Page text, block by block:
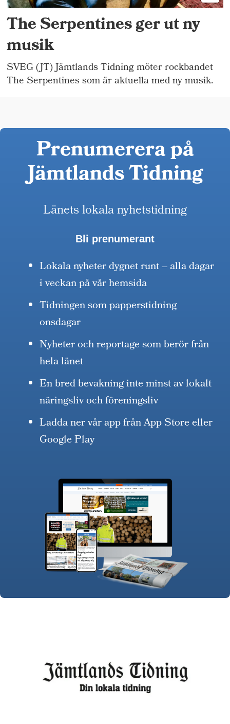
The Serpentines ger ut ny
musik
SVEG (JT) Jämtlands Tidning möter rockbandet
The Serpentines som är aktuella med ny musik.
Prenumerera på
Jämtlands Tidning
Länets lokala nyhetstidning
Bli prenumerant
Lokala nyheter dygnet runt – alla dagar
i veckan på vår hemsida
Tidningen som papperstidning
onsdagar
Nyheter och reportage som berör från
hela länet
En bred bevakning inte minst av lokalt
näringsliv och föreningsliv
Ladda ner vår app från App Store eller
Google Play